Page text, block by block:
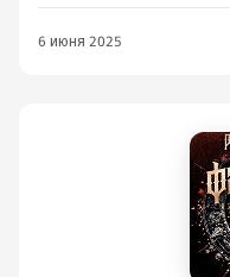
6 июня 2025